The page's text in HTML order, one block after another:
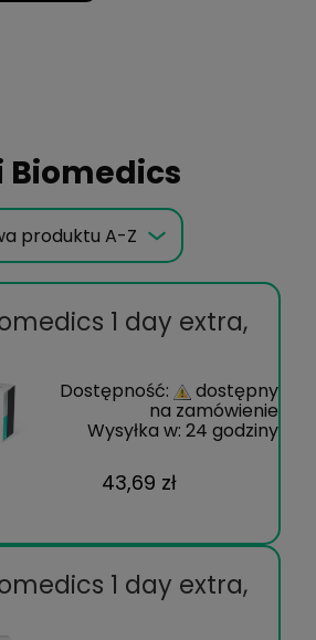
Biomedics
produktu A-Z
1 day extra,
Dostępność: dostępny
na zamówienie
Wysyłka w: 24 godziny
43,69 zł
1 day extra,